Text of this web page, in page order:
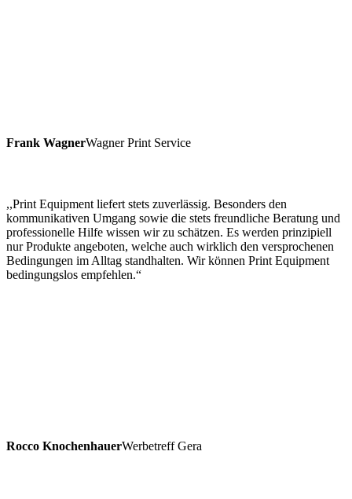
Frank WagnerWagner Print Service
,,Print Equipment liefert stets zuverlässig. Besonders den
kommunikativen Umgang sowie die stets freundliche Beratung und
professionelle Hilfe wissen wir zu schätzen. Es werden prinzipiell
nur Produkte angeboten, welche auch wirklich den versprochenen
Bedingungen im Alltag standhalten. Wir können Print Equipment
bedingungslos empfehlen.“
Rocco KnochenhauerWerbetreff Gera